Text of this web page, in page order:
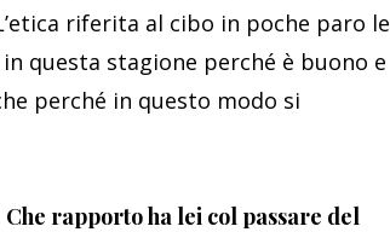
riferita al cibo in poche paro le
questa stagione perché è buono e
perché in questo modo si
rapporto ha lei col passare del